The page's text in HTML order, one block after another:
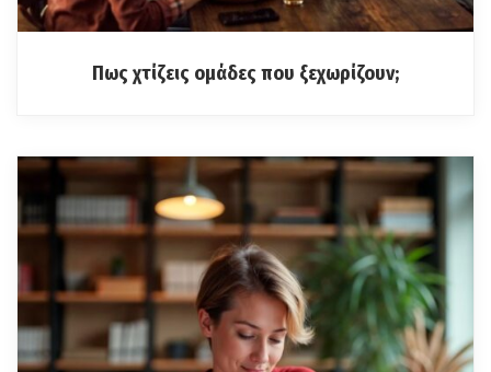
Πως χτίζεις ομάδες που ξεχωρίζουν;